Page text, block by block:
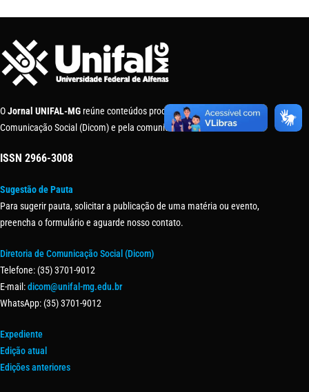
OJornal UNIFAL-MG reúne conteúdos produzidos pela Diretoria de
Comunicação Social (Dicom) e pela comunidade universitária.
ISSN 2966-3008
Sugestão de Pauta
Para sugerir pauta, solicitar a publicação de uma matéria ou evento,
preencha o formulário e aguarde nosso contato.
Diretoria de Comunicação Social (Dicom)
Telefone: (35) 3701-9012
E-mail:dicom@unifal-mg.edu.br
WhatsApp: (35) 3701-9012
Expediente
Edição atual
Edições anteriores